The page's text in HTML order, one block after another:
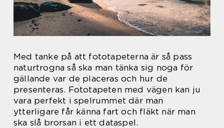
Med tanke på att fototapeterna är så pass
naturtrogna så ska man tänka sig noga för
gällande var de placeras och hur de
presenteras. Fototapeten med vägen kan ju
vara perfekt i spelrummet där man
ytterligare får känna fart och fläkt när man
ska slå brorsan i ett dataspel.